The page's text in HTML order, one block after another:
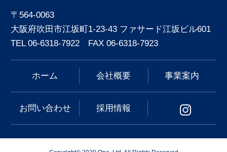
〒564-0063
大阪府吹田市江坂町1-23-43 ファサード江坂ビル601
TEL 06-6318-7922 FAX 06-6318-7923
ホーム 会社概要 事業案内
お問い合わせ 採用情報